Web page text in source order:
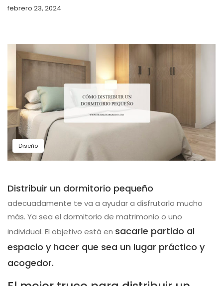
febrero 23, 2024
Diseño
Distribuir un dormitorio pequeño
adecuadamente te va a ayudar a disfrutarlo mucho
más. Ya sea el dormitorio de matrimonio o uno
individual. El objetivo está en sacarle partido al
espacio y hacer que sea un lugar práctico y
acogedor.